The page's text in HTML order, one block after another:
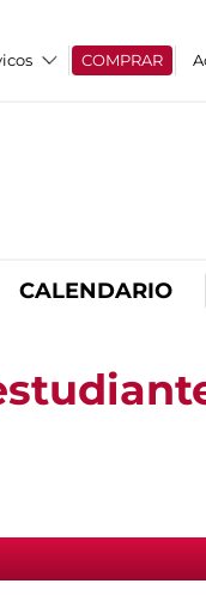
COMPRAR
CALENDARIO